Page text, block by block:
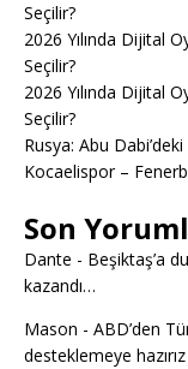
Seçilir?
2026 Yılında Dijital
Seçilir?
2026 Yılında Dijital
Seçilir?
Rusya: Abu
Kocaelispor –
Son
Dante - Beşiktaş’a
kazandı…
Mason - ABD’den
desteklemeye hazırız